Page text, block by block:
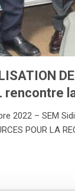
rencontre
2022 – SEM
POUR LA